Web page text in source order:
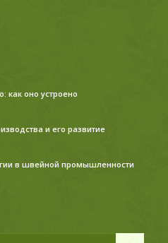
как оно устроено
и его развитие
в швейной промышленности